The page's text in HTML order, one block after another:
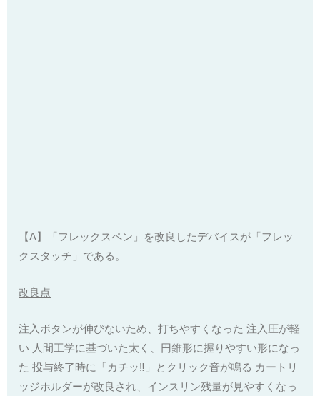
【A】「フレックスペン」を改良したデバイスが「フレッ
クスタッチ」である。
改良点
注入ボタンが伸びないため、打ちやすくなった 注入圧が軽
い 人間工学に基づいた太く、円錐形に握りやすい形になっ
た 投与終了時に「カチッ‼︎」とクリック音が鳴る カートリ
ッジホルダーが改良され、インスリン残量が見やすくなっ